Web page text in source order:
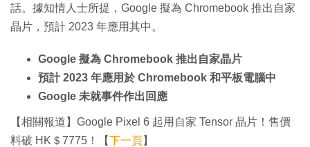
話。據知情人士所提，Google 擬為 Chromebook 推出自家
晶片，預計 2023 年應用其中。
Google 擬為 Chromebook 推出自家晶片
預計 2023 年應用於 Chromebook 和平板電腦中
Google 未就事件作出回應
【相關報道】Google Pixel 6 起用自家 Tensor 晶片！售價
料破 HK＄7775！【下一頁】